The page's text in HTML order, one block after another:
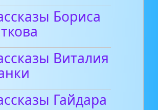
Бориса
Виталия
Гайдара